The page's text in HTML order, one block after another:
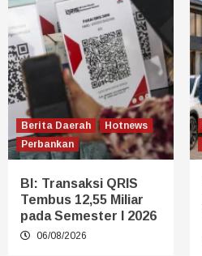
Berita Daerah
Hotnews
Perbankan
BI: Transaksi QRIS
Tembus 12,55 Miliar
pada Semester I 2026
06/08/2026